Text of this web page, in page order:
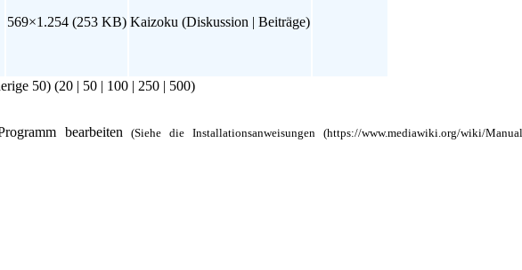
569×1.254 (253 KB) Kaizoku (Diskussion | Beiträge)
50) (20 | 50 | 100 | 250 | 500)
bearbeiten
(Siehe die Installationsanweisungen